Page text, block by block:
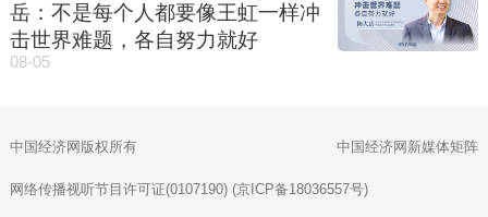
岳：不是每个人都要像王虹一样冲
击世界难题，各自努力就好
08-05
中国经济网版权所有 中国经济网新媒体矩阵
网络传播视听节目许可证(0107190) (京ICP备18036557号)